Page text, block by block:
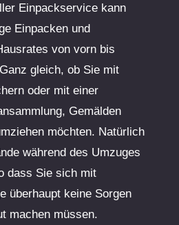
Einpackservice kann
Einpacken und
von vorn bis
gleich, ob Sie mit
oder mit einer
Gemälden
möchten. Natürlich
während des Umzuges
dass Sie sich mit
überhaupt keine Sorgen
machen müssen.